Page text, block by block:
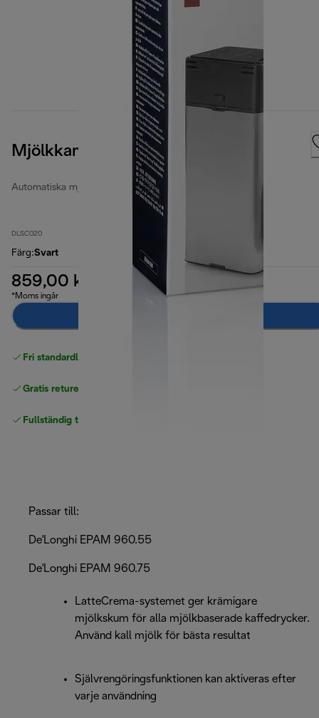
Mjölkkanna
Automatiska mjölkkannor
DLSC020
Färg:Svart
859,00 kr
*Moms ingår
Fri standardleverans
Gratis returer
Fullständig tillverkargaranti
Passar till:
De'Longhi EPAM 960.55
De'Longhi EPAM 960.75
LatteCrema-systemet ger krämigare
mjölkskum för alla mjölkbaserade kaffedrycker.
Använd kall mjölk för bästa resultat
Självrengöringsfunktionen kan aktiveras efter
varje användning